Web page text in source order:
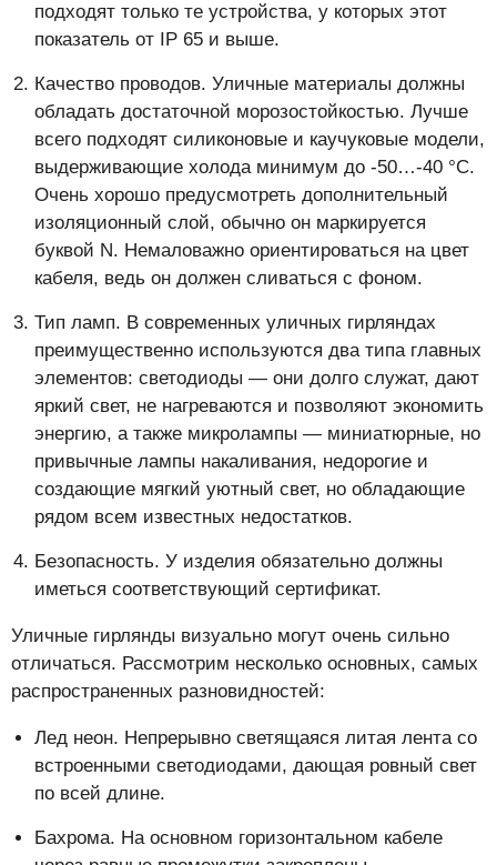
подходят только те устройства, у которых этот
показатель от IP 65 и выше.
Качество проводов. Уличные материалы должны
обладать достаточной морозостойкостью. Лучше
всего подходят силиконовые и каучуковые модели,
выдерживающие холода минимум до -50…-40 °С.
Очень хорошо предусмотреть дополнительный
изоляционный слой, обычно он маркируется
буквой N. Немаловажно ориентироваться на цвет
кабеля, ведь он должен сливаться с фоном.
Тип ламп. В современных уличных гирляндах
преимущественно используются два типа главных
элементов: светодиоды — они долго служат, дают
яркий свет, не нагреваются и позволяют экономить
энергию, а также микролампы — миниатюрные, но
привычные лампы накаливания, недорогие и
создающие мягкий уютный свет, но обладающие
рядом всем известных недостатков.
Безопасность. У изделия обязательно должны
иметься соответствующий сертификат.
Уличные гирлянды визуально могут очень сильно
отличаться. Рассмотрим несколько основных, самых
распространенных разновидностей:
Лед неон. Непрерывно светящаяся литая лента со
встроенными светодиодами, дающая ровный свет
по всей длине.
Бахрома. На основном горизонтальном кабеле